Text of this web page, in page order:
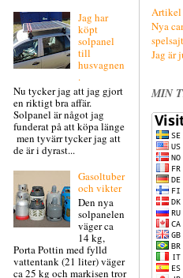
Jag har
köpt
solpanel
till
husvagnen
.
Nu tycker jag att jag gjort
en riktigt bra affär.
Solpanel är något jag
funderat på att köpa länge
men tyvärr tycker jag att
de är i dyrast...
Gasoltuber
och vikter
Den nya
solpanelen
väger ca
14 kg,
Porta Pottin med fylld
vattentank (21 liter) väger
ca 25 kg och markisen tror
Artikel
Nya
Jag är
MIN